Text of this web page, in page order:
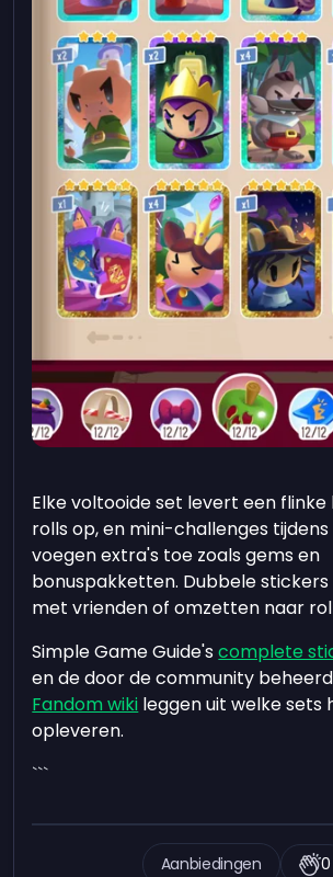
Elke voltooide set levert een flinke
rolls op, en mini-challenges
voegen extra's toe zoals gems en
bonuspakketten. Dubbele stickers
met vrienden of omzetten naar
Simple Game Guide'scomplete
en de door de community
Fandom wiki leggen uit welke sets
opleveren.
```
Aanbiedingen 0